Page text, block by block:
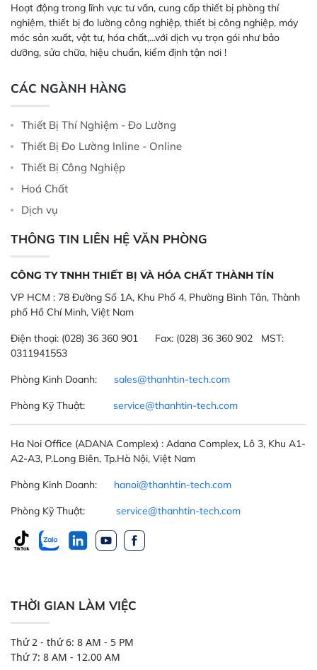
Hoạt động trong lĩnh vực tư vấn, cung cấp thiết bị phòng thí
nghiệm, thiết bị đo lường công nghiệp, thiết bị công nghiệp, máy
móc sản xuất, vật tư, hóa chất,...với dịch vụ trọn gói như bảo
dưỡng, sửa chữa, hiệu chuẩn, kiểm định tận nơi !
CÁC NGÀNH HÀNG
Thiết Bị Thí Nghiệm - Đo Lường
Thiết Bị Đo Lường Inline - Online
Thiết Bị Công Nghiệp
Hoá Chất
Dịch vụ
THÔNG TIN LIÊN HỆ VĂN PHÒNG
CÔNG TY TNHH THIẾT BỊ VÀ HÓA CHẤT THÀNH TÍN
VP HCM : 78 Đường Số 1A, Khu Phố 4, Phường Bình Tân, Thành
phố Hồ Chí Minh, Việt Nam
Điện thoại: (028) 36 360 901 Fax: (028) 36 360 902 MST:
0311941553
Phòng Kinh Doanh: sales@thanhtin-tech.com
Phòng Kỹ Thuật: service@thanhtin-tech.com
Ha Noi Office (ADANA Complex) : Adana Complex, Lô 3, Khu A1-
A2-A3, P.Long Biên, Tp.Hà Nội, Việt Nam
Phòng Kinh Doanh: hanoi@thanhtin-tech.com
Phòng Kỹ Thuật: service@thanhtin-tech.com
THỜI GIAN LÀM VIỆC
Thứ 2 - thứ 6: 8 AM - 5 PM
Thứ 7: 8 AM - 12.00 AM